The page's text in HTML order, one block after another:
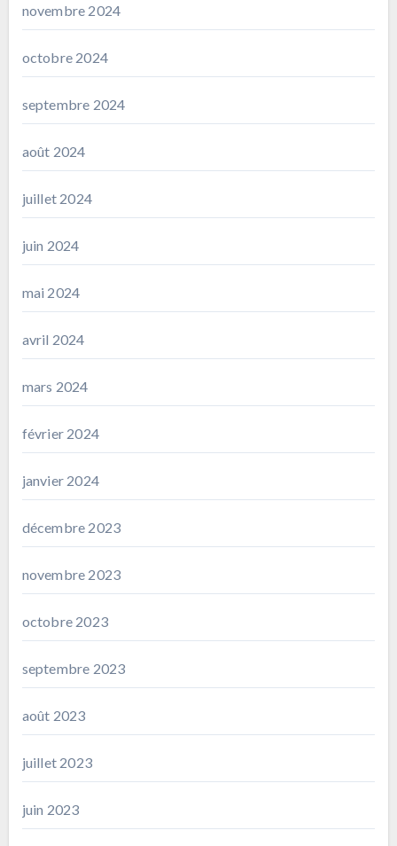
novembre 2024
octobre 2024
septembre 2024
août 2024
juillet 2024
juin 2024
mai 2024
avril 2024
mars 2024
février 2024
janvier 2024
décembre 2023
novembre 2023
octobre 2023
septembre 2023
août 2023
juillet 2023
juin 2023